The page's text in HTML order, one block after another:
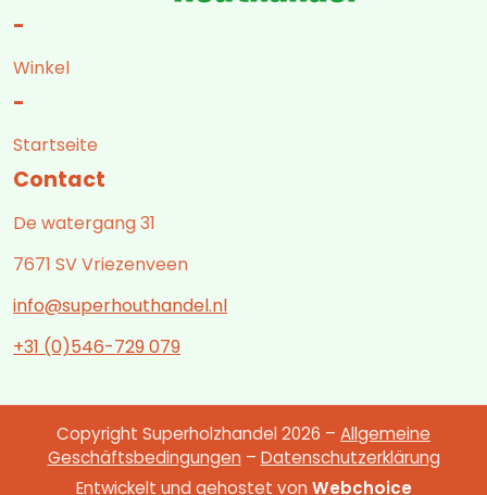
-
Winkel
-
Startseite
Contact
De watergang 31
7671 SV Vriezenveen
info@superhouthandel.nl
+31 (0)546-729 079
Copyright Superholzhandel 2026 – Allgemeine
Geschäftsbedingungen – Datenschutzerklärung
Entwickelt und gehostet von Webchoice